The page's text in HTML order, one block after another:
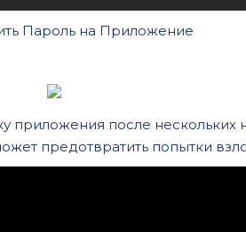
Пароль на Приложение
приложения после нескольких
предотвратить попытки